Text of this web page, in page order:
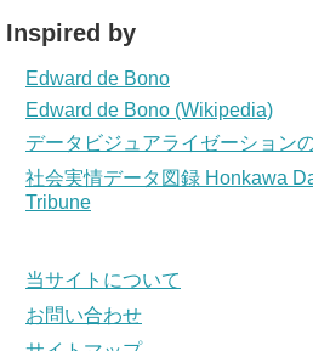
Inspired by
Edward de Bono
Edward de Bono (Wikipedia)
データビジュアライゼーション
社会実情データ図録 Honkawa
Tribune
当サイトについて
お問い合わせ